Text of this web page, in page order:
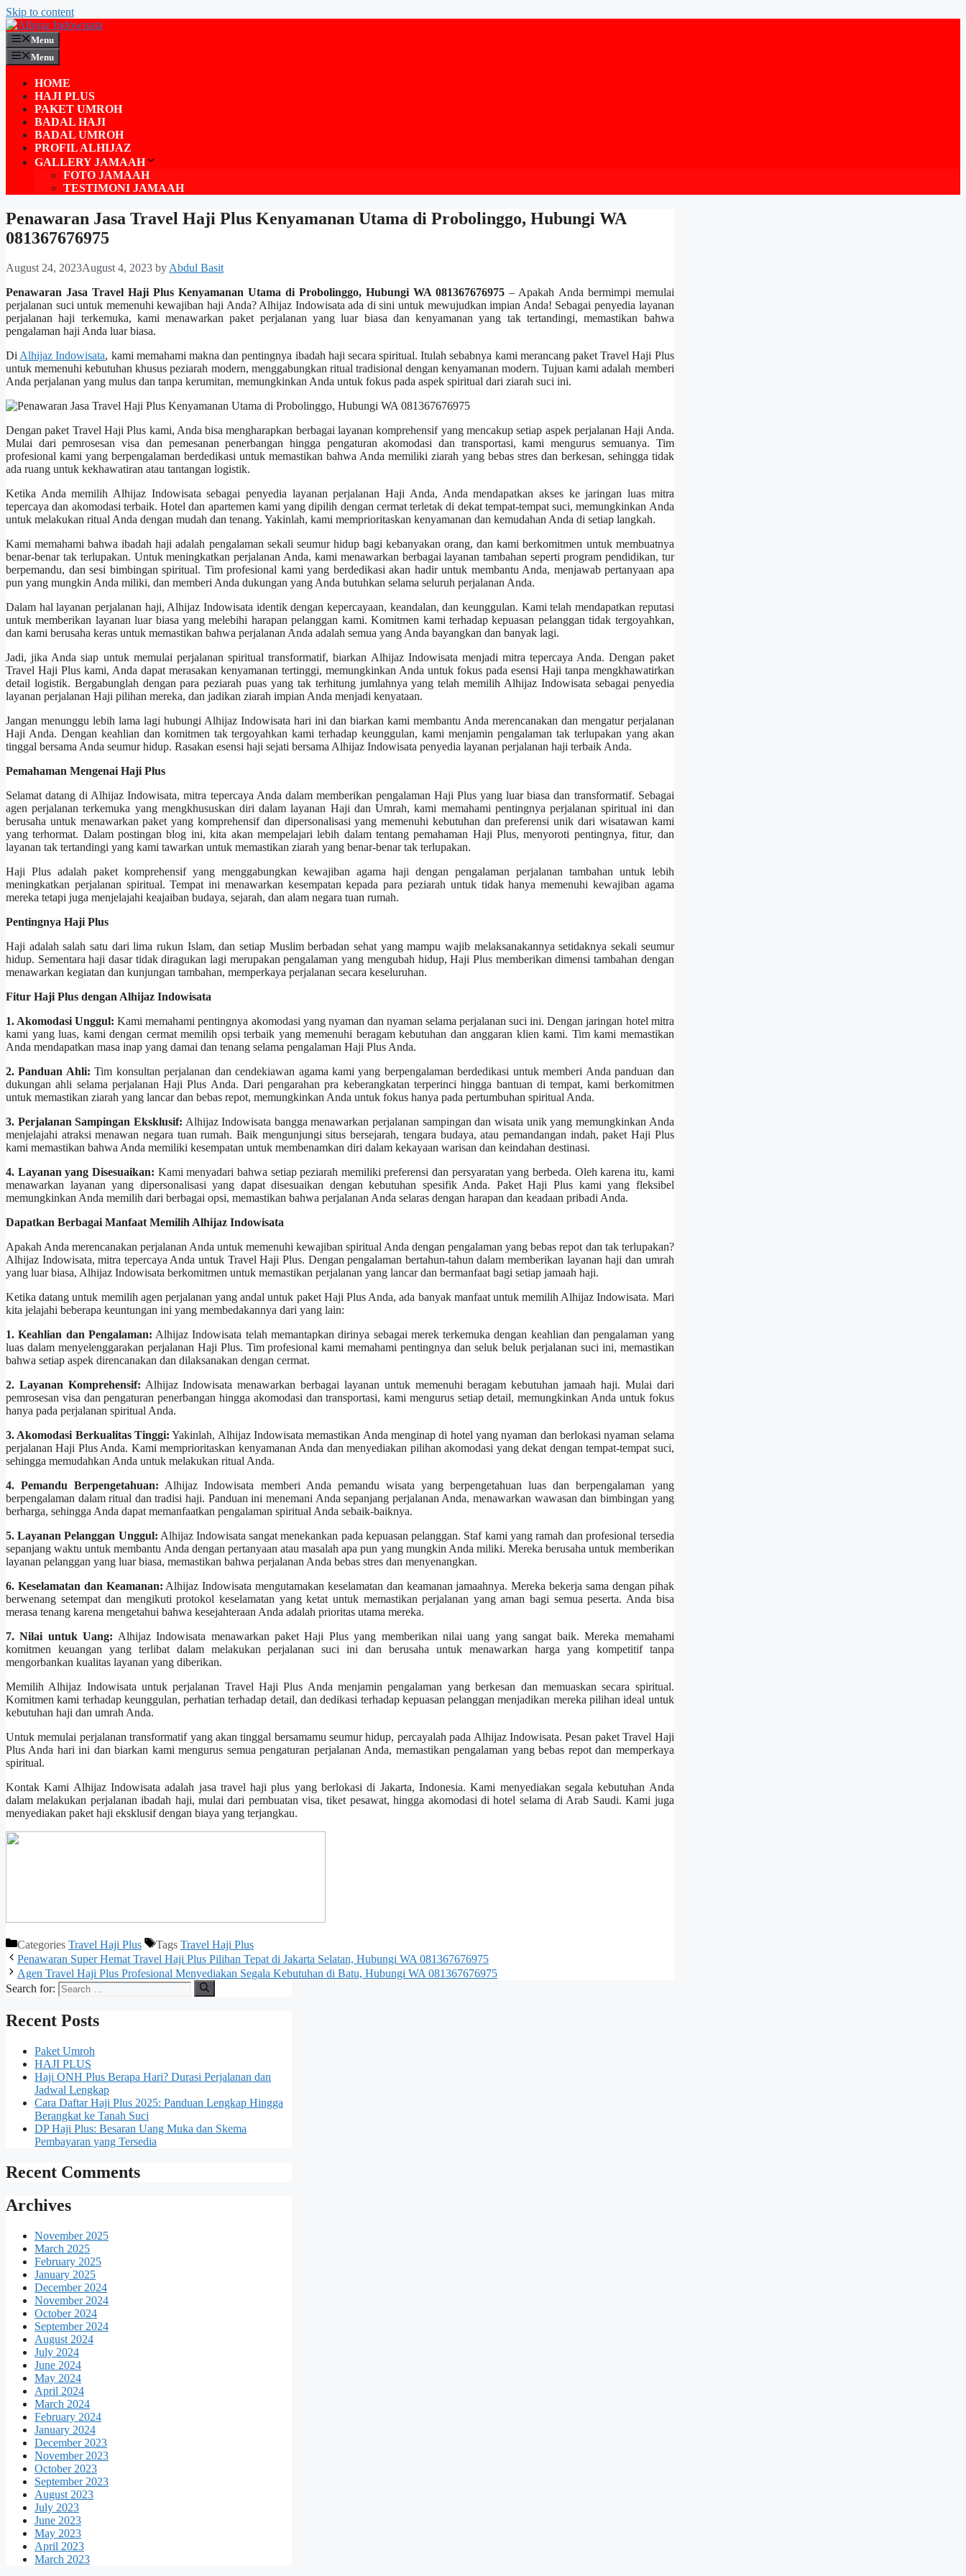
Skip to content
Menu
Menu
HOME
HAJI PLUS
PAKET UMROH
BADAL HAJI
BADAL UMROH
PROFIL ALHIJAZ
GALLERY JAMAAH
FOTO JAMAAH
TESTIMONI JAMAAH
Penawaran Jasa Travel Haji Plus Kenyamanan Utama di Probolinggo, Hubungi WA
081367676975
August 24, 2023August 4, 2023 byAbdul Basit
Penawaran Jasa Travel Haji Plus Kenyamanan Utama di Probolinggo, Hubungi WA 081367676975 – Apakah Anda bermimpi memulai
perjalanan suci untuk memenuhi kewajiban haji Anda? Alhijaz Indowisata ada di sini untuk mewujudkan impian Anda! Sebagai penyedia layanan
perjalanan haji terkemuka, kami menawarkan paket perjalanan yang luar biasa dan kenyamanan yang tak tertandingi, memastikan bahwa
pengalaman haji Anda luar biasa.
DiAlhijaz Indowisata, kami memahami makna dan pentingnya ibadah haji secara spiritual. Itulah sebabnya kami merancang paket Travel Haji Plus
untuk memenuhi kebutuhan khusus peziarah modern, menggabungkan ritual tradisional dengan kenyamanan modern. Tujuan kami adalah memberi
Anda perjalanan yang mulus dan tanpa kerumitan, memungkinkan Anda untuk fokus pada aspek spiritual dari ziarah suci ini.
Dengan paket Travel Haji Plus kami, Anda bisa mengharapkan berbagai layanan komprehensif yang mencakup setiap aspek perjalanan Haji Anda.
Mulai dari pemrosesan visa dan pemesanan penerbangan hingga pengaturan akomodasi dan transportasi, kami mengurus semuanya. Tim
profesional kami yang berpengalaman berdedikasi untuk memastikan bahwa Anda memiliki ziarah yang bebas stres dan berkesan, sehingga tidak
ada ruang untuk kekhawatiran atau tantangan logistik.
Ketika Anda memilih Alhijaz Indowisata sebagai penyedia layanan perjalanan Haji Anda, Anda mendapatkan akses ke jaringan luas mitra
tepercaya dan akomodasi terbaik. Hotel dan apartemen kami yang dipilih dengan cermat terletak di dekat tempat-tempat suci, memungkinkan Anda
untuk melakukan ritual Anda dengan mudah dan tenang. Yakinlah, kami memprioritaskan kenyamanan dan kemudahan Anda di setiap langkah.
Kami memahami bahwa ibadah haji adalah pengalaman sekali seumur hidup bagi kebanyakan orang, dan kami berkomitmen untuk membuatnya
benar-benar tak terlupakan. Untuk meningkatkan perjalanan Anda, kami menawarkan berbagai layanan tambahan seperti program pendidikan, tur
berpemandu, dan sesi bimbingan spiritual. Tim profesional kami yang berdedikasi akan hadir untuk membantu Anda, menjawab pertanyaan apa
pun yang mungkin Anda miliki, dan memberi Anda dukungan yang Anda butuhkan selama seluruh perjalanan Anda.
Dalam hal layanan perjalanan haji, Alhijaz Indowisata identik dengan kepercayaan, keandalan, dan keunggulan. Kami telah mendapatkan reputasi
untuk memberikan layanan luar biasa yang melebihi harapan pelanggan kami. Komitmen kami terhadap kepuasan pelanggan tidak tergoyahkan,
dan kami berusaha keras untuk memastikan bahwa perjalanan Anda adalah semua yang Anda bayangkan dan banyak lagi.
Jadi, jika Anda siap untuk memulai perjalanan spiritual transformatif, biarkan Alhijaz Indowisata menjadi mitra tepercaya Anda. Dengan paket
Travel Haji Plus kami, Anda dapat merasakan kenyamanan tertinggi, memungkinkan Anda untuk fokus pada esensi Haji tanpa mengkhawatirkan
detail logistik. Bergabunglah dengan para peziarah puas yang tak terhitung jumlahnya yang telah memilih Alhijaz Indowisata sebagai penyedia
layanan perjalanan Haji pilihan mereka, dan jadikan ziarah impian Anda menjadi kenyataan.
Jangan menunggu lebih lama lagi hubungi Alhijaz Indowisata hari ini dan biarkan kami membantu Anda merencanakan dan mengatur perjalanan
Haji Anda. Dengan keahlian dan komitmen tak tergoyahkan kami terhadap keunggulan, kami menjamin pengalaman tak terlupakan yang akan
tinggal bersama Anda seumur hidup. Rasakan esensi haji sejati bersama Alhijaz Indowisata penyedia layanan perjalanan haji terbaik Anda.
Pemahaman Mengenai Haji Plus
Selamat datang di Alhijaz Indowisata, mitra tepercaya Anda dalam memberikan pengalaman Haji Plus yang luar biasa dan transformatif. Sebagai
agen perjalanan terkemuka yang mengkhususkan diri dalam layanan Haji dan Umrah, kami memahami pentingnya perjalanan spiritual ini dan
berusaha untuk menawarkan paket yang komprehensif dan dipersonalisasi yang memenuhi kebutuhan dan preferensi unik dari wisatawan kami
yang terhormat. Dalam postingan blog ini, kita akan mempelajari lebih dalam tentang pemahaman Haji Plus, menyoroti pentingnya, fitur, dan
layanan tak tertandingi yang kami tawarkan untuk memastikan ziarah yang benar-benar tak terlupakan.
Haji Plus adalah paket komprehensif yang menggabungkan kewajiban agama haji dengan pengalaman perjalanan tambahan untuk lebih
meningkatkan perjalanan spiritual. Tempat ini menawarkan kesempatan kepada para peziarah untuk tidak hanya memenuhi kewajiban agama
mereka tetapi juga menjelajahi keajaiban budaya, sejarah, dan alam negara tuan rumah.
Pentingnya Haji Plus
Haji adalah salah satu dari lima rukun Islam, dan setiap Muslim berbadan sehat yang mampu wajib melaksanakannya setidaknya sekali seumur
hidup. Sementara haji dasar tidak diragukan lagi merupakan pengalaman yang mengubah hidup, Haji Plus memberikan dimensi tambahan dengan
menawarkan kegiatan dan kunjungan tambahan, memperkaya perjalanan secara keseluruhan.
Fitur Haji Plus dengan Alhijaz Indowisata
1. Akomodasi Unggul: Kami memahami pentingnya akomodasi yang nyaman dan nyaman selama perjalanan suci ini. Dengan jaringan hotel mitra
kami yang luas, kami dengan cermat memilih opsi terbaik yang memenuhi beragam kebutuhan dan anggaran klien kami. Tim kami memastikan
Anda mendapatkan masa inap yang damai dan tenang selama pengalaman Haji Plus Anda.
2. Panduan Ahli: Tim konsultan perjalanan dan cendekiawan agama kami yang berpengalaman berdedikasi untuk memberi Anda panduan dan
dukungan ahli selama perjalanan Haji Plus Anda. Dari pengarahan pra keberangkatan terperinci hingga bantuan di tempat, kami berkomitmen
untuk memastikan ziarah yang lancar dan bebas repot, memungkinkan Anda untuk fokus hanya pada pertumbuhan spiritual Anda.
3. Perjalanan Sampingan Eksklusif: Alhijaz Indowisata bangga menawarkan perjalanan sampingan dan wisata unik yang memungkinkan Anda
menjelajahi atraksi menawan negara tuan rumah. Baik mengunjungi situs bersejarah, tengara budaya, atau pemandangan indah, paket Haji Plus
kami memastikan bahwa Anda memiliki kesempatan untuk membenamkan diri dalam kekayaan warisan dan keindahan destinasi.
4. Layanan yang Disesuaikan: Kami menyadari bahwa setiap peziarah memiliki preferensi dan persyaratan yang berbeda. Oleh karena itu, kami
menawarkan layanan yang dipersonalisasi yang dapat disesuaikan dengan kebutuhan spesifik Anda. Paket Haji Plus kami yang fleksibel
memungkinkan Anda memilih dari berbagai opsi, memastikan bahwa perjalanan Anda selaras dengan harapan dan keadaan pribadi Anda.
Dapatkan Berbagai Manfaat Memilih Alhijaz Indowisata
Apakah Anda merencanakan perjalanan Anda untuk memenuhi kewajiban spiritual Anda dengan pengalaman yang bebas repot dan tak terlupakan?
Alhijaz Indowisata, mitra tepercaya Anda untuk Travel Haji Plus. Dengan pengalaman bertahun-tahun dalam memberikan layanan haji dan umrah
yang luar biasa, Alhijaz Indowisata berkomitmen untuk memastikan perjalanan yang lancar dan bermanfaat bagi setiap jamaah haji.
Ketika datang untuk memilih agen perjalanan yang andal untuk paket Haji Plus Anda, ada banyak manfaat untuk memilih Alhijaz Indowisata. Mari
kita jelajahi beberapa keuntungan ini yang membedakannya dari yang lain:
1. Keahlian dan Pengalaman: Alhijaz Indowisata telah memantapkan dirinya sebagai merek terkemuka dengan keahlian dan pengalaman yang
luas dalam menyelenggarakan perjalanan Haji Plus. Tim profesional kami memahami pentingnya dan seluk beluk perjalanan suci ini, memastikan
bahwa setiap aspek direncanakan dan dilaksanakan dengan cermat.
2. Layanan Komprehensif: Alhijaz Indowisata menawarkan berbagai layanan untuk memenuhi beragam kebutuhan jamaah haji. Mulai dari
pemrosesan visa dan pengaturan penerbangan hingga akomodasi dan transportasi, kami mengurus setiap detail, memungkinkan Anda untuk fokus
hanya pada perjalanan spiritual Anda.
3. Akomodasi Berkualitas Tinggi: Yakinlah, Alhijaz Indowisata memastikan Anda menginap di hotel yang nyaman dan berlokasi nyaman selama
perjalanan Haji Plus Anda. Kami memprioritaskan kenyamanan Anda dan menyediakan pilihan akomodasi yang dekat dengan tempat-tempat suci,
sehingga memudahkan Anda untuk melakukan ritual Anda.
4. Pemandu Berpengetahuan: Alhijaz Indowisata memberi Anda pemandu wisata yang berpengetahuan luas dan berpengalaman yang
berpengalaman dalam ritual dan tradisi haji. Panduan ini menemani Anda sepanjang perjalanan Anda, menawarkan wawasan dan bimbingan yang
berharga, sehingga Anda dapat memanfaatkan pengalaman spiritual Anda sebaik-baiknya.
5. Layanan Pelanggan Unggul: Alhijaz Indowisata sangat menekankan pada kepuasan pelanggan. Staf kami yang ramah dan profesional tersedia
sepanjang waktu untuk membantu Anda dengan pertanyaan atau masalah apa pun yang mungkin Anda miliki. Mereka berusaha untuk memberikan
layanan pelanggan yang luar biasa, memastikan bahwa perjalanan Anda bebas stres dan menyenangkan.
6. Keselamatan dan Keamanan: Alhijaz Indowisata mengutamakan keselamatan dan keamanan jamaahnya. Mereka bekerja sama dengan pihak
berwenang setempat dan mengikuti protokol keselamatan yang ketat untuk memastikan perjalanan yang aman bagi semua peserta. Anda bisa
merasa tenang karena mengetahui bahwa kesejahteraan Anda adalah prioritas utama mereka.
7. Nilai untuk Uang: Alhijaz Indowisata menawarkan paket Haji Plus yang memberikan nilai uang yang sangat baik. Mereka memahami
komitmen keuangan yang terlibat dalam melakukan perjalanan suci ini dan berusaha untuk menawarkan harga yang kompetitif tanpa
mengorbankan kualitas layanan yang diberikan.
Memilih Alhijaz Indowisata untuk perjalanan Travel Haji Plus Anda menjamin pengalaman yang berkesan dan memuaskan secara spiritual.
Komitmen kami terhadap keunggulan, perhatian terhadap detail, dan dedikasi terhadap kepuasan pelanggan menjadikan mereka pilihan ideal untuk
kebutuhan haji dan umrah Anda.
Untuk memulai perjalanan transformatif yang akan tinggal bersamamu seumur hidup, percayalah pada Alhijaz Indowisata. Pesan paket Travel Haji
Plus Anda hari ini dan biarkan kami mengurus semua pengaturan perjalanan Anda, memastikan pengalaman yang bebas repot dan memperkaya
spiritual.
Kontak Kami Alhijaz Indowisata adalah jasa travel haji plus yang berlokasi di Jakarta, Indonesia. Kami menyediakan segala kebutuhan Anda
dalam melakukan perjalanan ibadah haji, mulai dari pembuatan visa, tiket pesawat, hingga akomodasi di hotel selama di Arab Saudi. Kami juga
menyediakan paket haji eksklusif dengan biaya yang terjangkau.
Categories Travel Haji Plus Tags Travel Haji Plus
Penawaran Super Hemat Travel Haji Plus Pilihan Tepat di Jakarta Selatan, Hubungi WA 081367676975
Agen Travel Haji Plus Profesional Menyediakan Segala Kebutuhan di Batu, Hubungi WA 081367676975
Search for:
Recent Posts
Paket Umroh
HAJI PLUS
Haji ONH Plus Berapa Hari? Durasi Perjalanan dan
Jadwal Lengkap
Cara Daftar Haji Plus 2025: Panduan Lengkap Hingga
Berangkat ke Tanah Suci
DP Haji Plus: Besaran Uang Muka dan Skema
Pembayaran yang Tersedia
Recent Comments
Archives
November 2025
March 2025
February 2025
January 2025
December 2024
November 2024
October 2024
September 2024
August 2024
July 2024
June 2024
May 2024
April 2024
March 2024
February 2024
January 2024
December 2023
November 2023
October 2023
September 2023
August 2023
July 2023
June 2023
May 2023
April 2023
March 2023